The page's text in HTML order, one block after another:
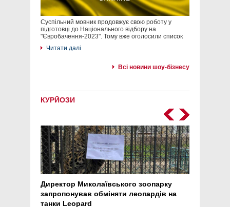
Суспільний мовник продовжує свою роботу у
підготовці до Національного відбору на
"Євробачення-2023". Тому вже оголосили список
Читати далі
Всі новини шоу-бізнесу
КУРЙОЗИ
Директор Миколаївського зоопарку
запропонував обміняти леопардів на
танки Leopard